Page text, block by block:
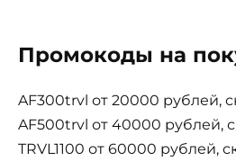
Промокоды на
AF300trvl от 20000 рублей,
AF500trvl от 40000 рублей,
TRVL1100 от 60000 рублей,